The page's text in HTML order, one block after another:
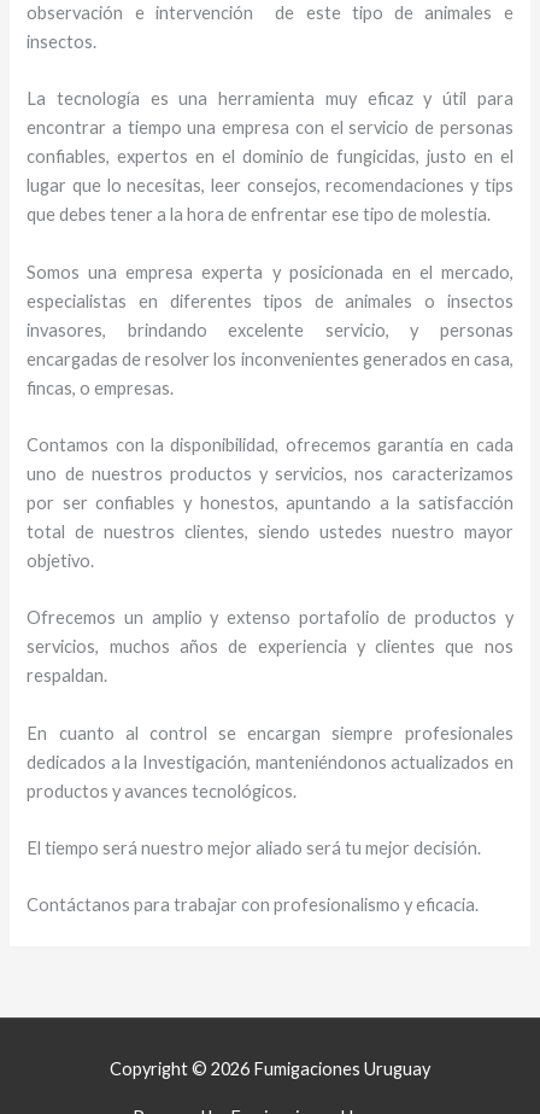
observación e intervención de este tipo de animales e
insectos.
La tecnología es una herramienta muy eficaz y útil para
encontrar a tiempo una empresa con el servicio de personas
confiables, expertos en el dominio de fungicidas, justo en el
lugar que lo necesitas, leer consejos, recomendaciones y tips
que debes tener a la hora de enfrentar ese tipo de molestia.
Somos una empresa experta y posicionada en el mercado,
especialistas en diferentes tipos de animales o insectos
invasores, brindando excelente servicio, y personas
encargadas de resolver los inconvenientes generados en casa,
fincas, o empresas.
Contamos con la disponibilidad, ofrecemos garantía en cada
uno de nuestros productos y servicios, nos caracterizamos
por ser confiables y honestos, apuntando a la satisfacción
total de nuestros clientes, siendo ustedes nuestro mayor
objetivo.
Ofrecemos un amplio y extenso portafolio de productos y
servicios, muchos años de experiencia y clientes que nos
respaldan.
En cuanto al control se encargan siempre profesionales
dedicados a la Investigación, manteniéndonos actualizados en
productos y avances tecnológicos.
El tiempo será nuestro mejor aliado será tu mejor decisión.
Contáctanos para trabajar con profesionalismo y eficacia.
Copyright © 2026 Fumigaciones Uruguay